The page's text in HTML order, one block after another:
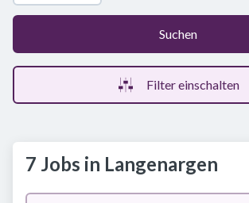
Suchen
Filter einschalten
7 Jobs in Langenargen